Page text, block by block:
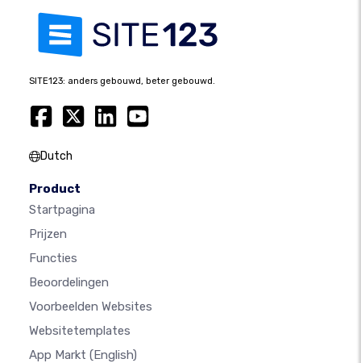
SITE123: anders gebouwd, beter gebouwd.
Dutch
Product
Startpagina
Prijzen
Functies
Beoordelingen
Voorbeelden Websites
Websitetemplates
App Markt (English)